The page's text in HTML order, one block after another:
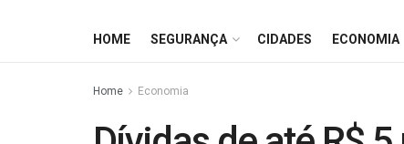
HOME SEGURANÇA CIDADES ECONOMIA
Home Economia